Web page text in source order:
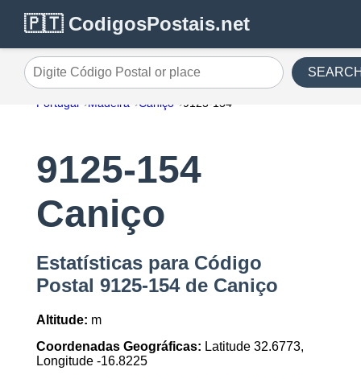
🇵🇹 CodigosPostais.net
Digite Código Postal or place
Portugal Madeira Caniço 9125-154
9125-154
Caniço
Estatísticas para Código
Postal 9125-154 de Caniço
Altitude: m
Coordenadas Geográficas: Latitude 32.6773,
Longitude -16.8225